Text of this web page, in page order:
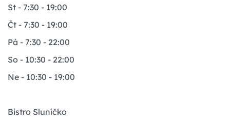
St - 7:30 - 19:00
Čt - 7:30 - 19:00
Pá - 7:30 - 22:00
So - 10:30 - 22:00
Ne - 10:30 - 19:00
Bistro Sluníčko